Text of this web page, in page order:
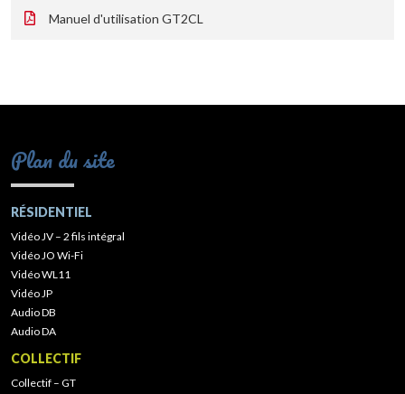
Manuel d'utilisation GT2CL
Plan du site
RÉSIDENTIEL
Vidéo JV – 2 fils intégral
Vidéo JO Wi-Fi
Vidéo WL11
Vidéo JP
Audio DB
Audio DA
COLLECTIF
Collectif – GT